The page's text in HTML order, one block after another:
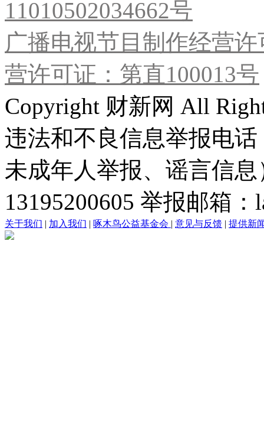
11010502034662号
广播电视节目制作经营
营许可证：第直100013号
Copyright 财新网 All
违法和不良信息举报电
未成年人举报、谣言信
13195200605 举报邮箱
关于我们 | 加入我们 | 啄木鸟公益基金会 | 意见与反馈 | 提供新